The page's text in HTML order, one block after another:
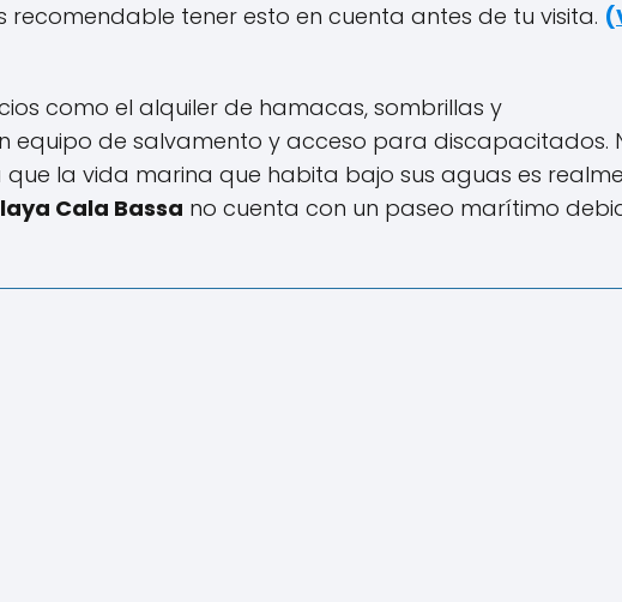
tener esto en cuenta antes de tu visita. (
como el alquiler de hamacas, sombrillas y
equipo de salvamento y acceso para discapacitados.
la vida marina que habita bajo sus aguas es
Cala Bassa no cuenta con un paseo marítimo